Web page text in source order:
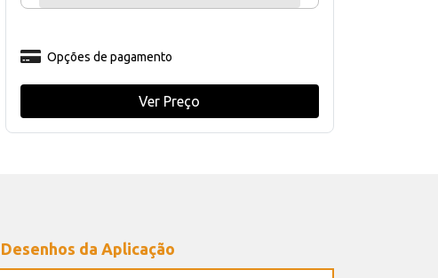
Opções de pagamento
Ver Preço
Desenhos da Aplicação